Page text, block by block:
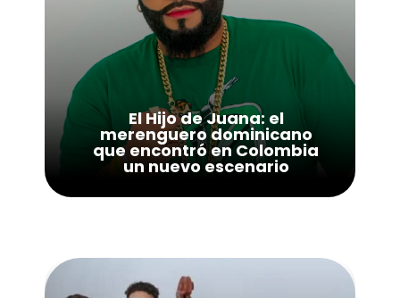
El Hijo de Juana: el
merenguero dominicano
que encontró en Colombia
un nuevo escenario